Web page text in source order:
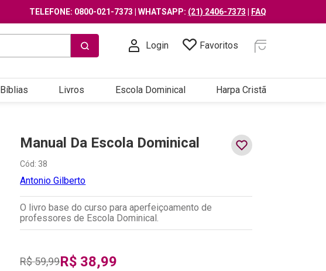
TELEFONE: 0800-021-7373 | WHATSAPP: (21) 2406-7373 FAQ
Login Favoritos
Bíblias Livros Escola Dominical Harpa Cristã
Manual Da Escola Dominical
Cód: 38
Antonio Gilberto
O livro base do curso para aperfeiçoamento de
professores de Escola Dominical.
R$59,99R$ 38,99